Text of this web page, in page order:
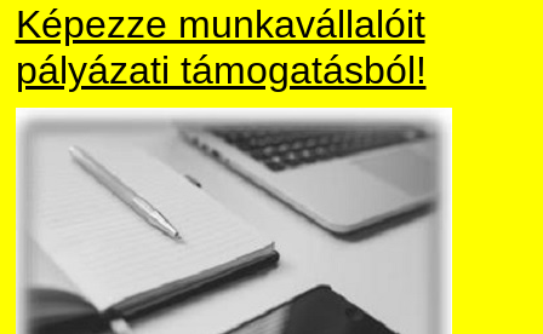
Képezze munkavállalóit
pályázati támogatásból!